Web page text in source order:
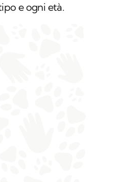
e ogni età.